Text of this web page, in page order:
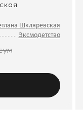
Шкляревская
Эксмодетство